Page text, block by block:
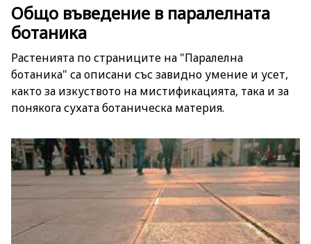
Общо въведение в паралелната
ботаника
Растенията по страниците на "Паралелна
ботаника" са описани със завидно умение и усет,
както за изкуството на мистификацията, така и за
понякога сухата ботаническа материя.